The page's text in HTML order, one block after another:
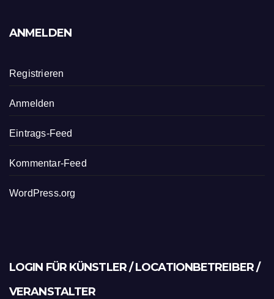
ANMELDEN
Registrieren
Anmelden
Eintrags-Feed
Kommentar-Feed
WordPress.org
LOGIN FÜR KÜNSTLER / LOCATIONBETREIBER /
VERANSTALTER